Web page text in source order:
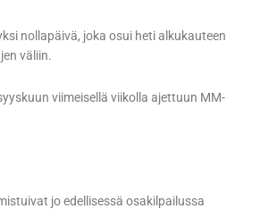
nollapäivä, joka osui heti alkukauteen
väliin.
viimeisellä viikolla ajettuun MM-
jo edellisessä osakilpailussa